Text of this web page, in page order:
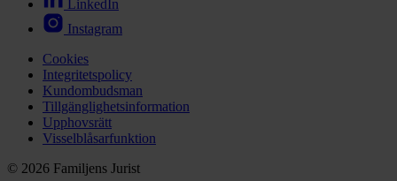
LinkedIn
Instagram
Cookies
Integritetspolicy
Kundombudsman
Tillgänglighetsinformation
Upphovsrätt
Visselblåsarfunktion
© 2026 Familjens Jurist